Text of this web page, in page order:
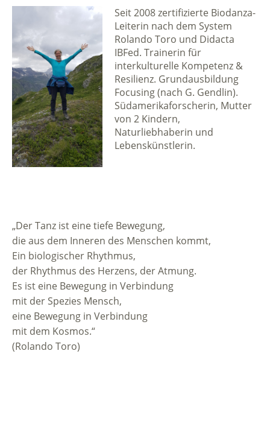
Seit 2008 zertifizierte Biodanza-
Leiterin nach dem System
Rolando Toro und Didacta
IBFed. Trainerin für
interkulturelle Kompetenz &
Resilienz. Grundausbildung
Focusing (nach G. Gendlin).
Südamerikaforscherin, Mutter
von 2 Kindern,
Naturliebhaberin und
Lebenskünstlerin.
„Der Tanz ist eine tiefe Bewegung,
die aus dem Inneren des Menschen kommt,
Ein biologischer Rhythmus,
der Rhythmus des Herzens, der Atmung.
Es ist eine Bewegung in Verbindung
mit der Spezies Mensch,
eine Bewegung in Verbindung
mit dem Kosmos.“
(Rolando Toro)